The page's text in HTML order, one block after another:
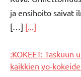
ja ensihoito saivat
[…] [...]
:KOKEET:
kaikkien yo-